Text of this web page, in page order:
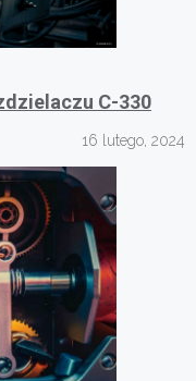
C-330
16 lutego, 2024